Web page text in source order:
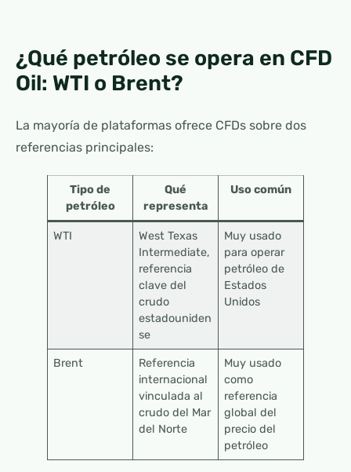
¿Qué petróleo se opera en CFD
Oil: WTI o Brent?
La mayoría de plataformas ofrece CFDs sobre dos
referencias principales:
Tipo de
petróleo
Qué
representa
Uso común
WTI
West Texas
Intermediate,
referencia
clave del
crudo
estadouniden
se
Muy usado
para operar
petróleo de
Estados
Unidos
Brent
Referencia
internacional
vinculada al
crudo del Mar
del Norte
Muy usado
como
referencia
global del
precio del
petróleo